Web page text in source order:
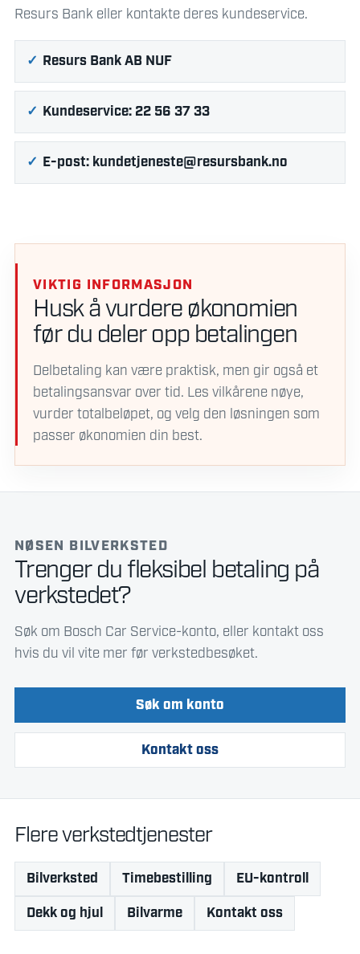
Resurs Bank eller kontakte deres kundeservice.
Resurs Bank AB NUF
Kundeservice: 22 56 37 33
E-post: kundetjeneste@resursbank.no
VIKTIG INFORMASJON
Husk å vurdere økonomien
før du deler opp betalingen
Delbetaling kan være praktisk, men gir også et
betalingsansvar over tid. Les vilkårene nøye,
vurder totalbeløpet, og velg den løsningen som
passer økonomien din best.
NØSEN BILVERKSTED
Trenger du fleksibel betaling på
verkstedet?
Søk om Bosch Car Service-konto, eller kontakt oss
hvis du vil vite mer før verkstedbesøket.
Søk om konto
Kontakt oss
Flere verkstedtjenester
Bilverksted Timebestilling
EU-kontroll
Dekk og hjul
Bilvarme Kontakt oss